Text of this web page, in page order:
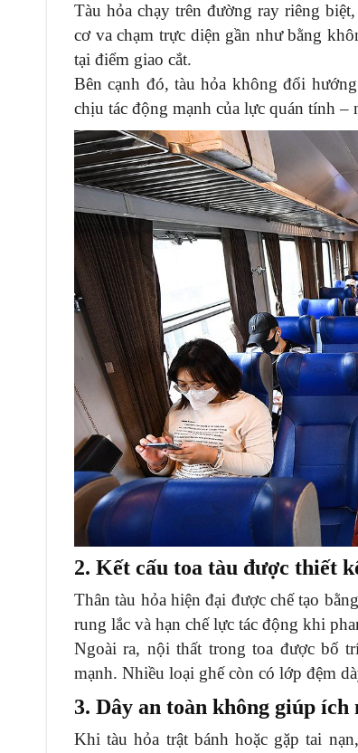
Tàu hỏa chạy trên đường ray riêng
cơ va chạm trực diện gần như bằng
tại điểm giao cắt.
Bên cạnh đó, tàu hỏa không đổi
chịu tác động mạnh của lực quán tính
2. Kết cấu toa tàu được thiết
Thân tàu hỏa hiện đại được chế tạo
rung lắc và hạn chế lực tác động khi
Ngoài ra, nội thất trong toa được bố
mạnh. Nhiều loại ghế còn có lớp đệm
3. Dây an toàn không giúp
Khi tàu hỏa trật bánh hoặc gặp tai